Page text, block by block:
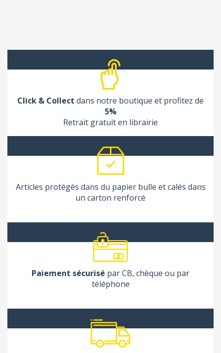
Click & Collect dans notre boutique et profitez de
5%
Retrait gratuit en librairie
Articles protégés dans du papier bulle et calés dans
un carton renforcé
Paiement sécurisé par CB, chèque ou par
téléphone